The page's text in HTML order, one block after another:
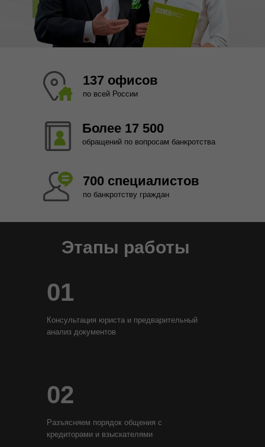
обращений по вопросам банкротства
Более 17 500
по банкротству граждан
700 специалистов
по всей России
137 офисов
Этапы работы
01
Консультация юриста и предварительный
анализ документов
02
Разъясняем порядок общения с
кредиторами и взыскателями